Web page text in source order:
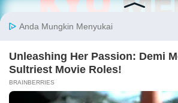
Kabarbaru.co menyajikan